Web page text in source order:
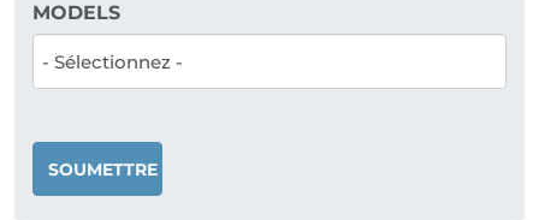
MODELS
SOUMETTRE